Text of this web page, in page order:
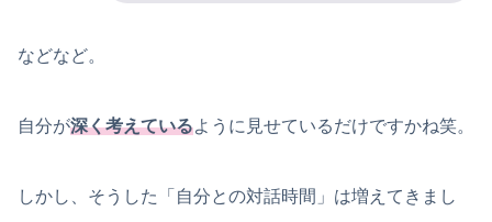
などなど。
自分が深く考えているように見せているだけですかね笑。
しかし、そうした「自分との対話時間」は増えてきまし